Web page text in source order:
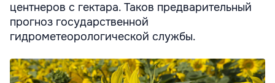
центнеров с гектара. Таков предварительный
прогноз государственной
гидрометеорологической службы.